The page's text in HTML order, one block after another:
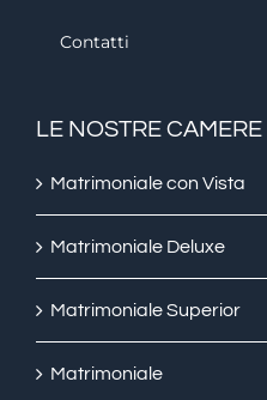
Contatti
LE NOSTRE CAMERE
Matrimoniale con Vista
Matrimoniale Deluxe
Matrimoniale Superior
Matrimoniale